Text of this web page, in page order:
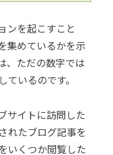
ンを起こすこと
集めているかを示
、ただの数字では
いるのです。
サイトに訪問した
れたブログ記事を
いくつか閲覧した